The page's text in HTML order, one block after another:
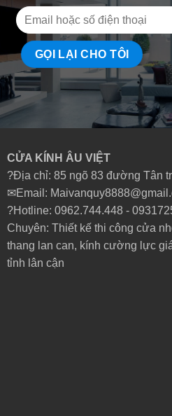
CỬA KÍNH ÂU VIỆT
?Địa chỉ: 85 ngõ 83 đường Tân
✉Email:
?Hotline: 0962.744.448 -
Chuyên: Thiết kế thi công cửa
thang lan can, kính cường lực
tỉnh lân cận